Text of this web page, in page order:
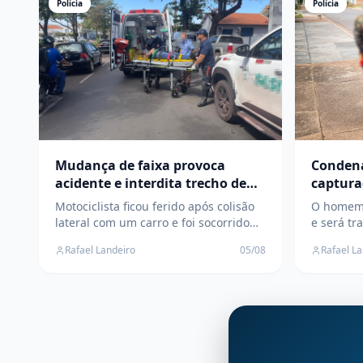
Polícia
Mudança de faixa provoca
acidente e interdita trecho de
avenida no Centro de Três
Lagoas
Motociclista ficou ferido após colisão
lateral com um carro e foi socorrido
circunstâncias do acidente
Rafael Landeiro 05/08
Polícia
regime
O
e será
cumprirá
Rafael